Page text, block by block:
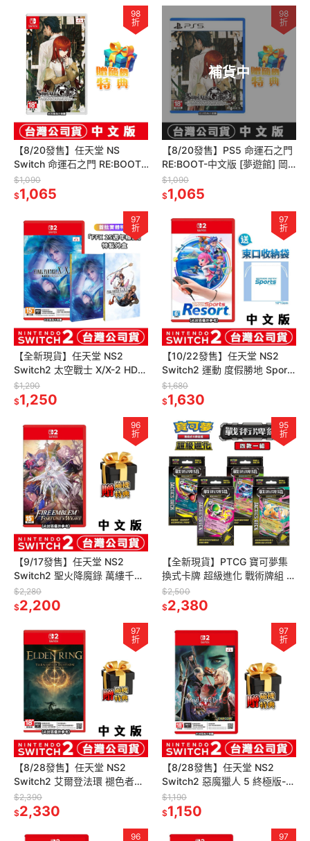
98
折
【8/20發售】任天堂 NS
Switch 命運石之門 RE:BOOT-
中文版[夢遊館] 岡部倫太郎 紅
莉栖 漆原琉華
$1,090
$1,065
補貨中
98
折
【8/20發售】PS5 命運石之門
RE:BOOT-中文版 [夢遊館] 岡
部倫太郎 紅莉栖 漆原琉華
$1,090
$1,065
97
折
【全新現貨】任天堂 NS2
Switch2 太空戰士 X/X-2 HD
Remaster-中文版(鑰匙卡)[夢
遊館]
$1,290
$1,250
97
折
【10/22發售】任天堂 NS2
Switch2 運動 度假勝地 Sports
Resort-中文版 [夢遊館]
$1,680
$1,630
96
折
【9/17發售】任天堂 NS2
Switch2 聖火降魔錄 萬縷千絲-
中文版 [夢遊館]
$2,280
$2,200
95
折
【全新現貨】PTCG 寶可夢集
換式卡牌 超級進化 戰術牌組 四
款一組 超級 巨牙鯊/沙奈朵/噴
火龍X /快龍
$2,500
$2,380
97
折
【8/28發售】任天堂 NS2
Switch2 艾爾登法環 褪色者版-
中文版(鑰匙卡)[夢遊館]黃金樹
幽影 伊迪斯騎士
$2,390
$2,330
97
折
【8/28發售】任天堂 NS2
Switch2 惡魔獵人 5 終極版-中
文版(鑰匙卡)[夢遊館]鬼泣
$1,190
$1,150
96
97